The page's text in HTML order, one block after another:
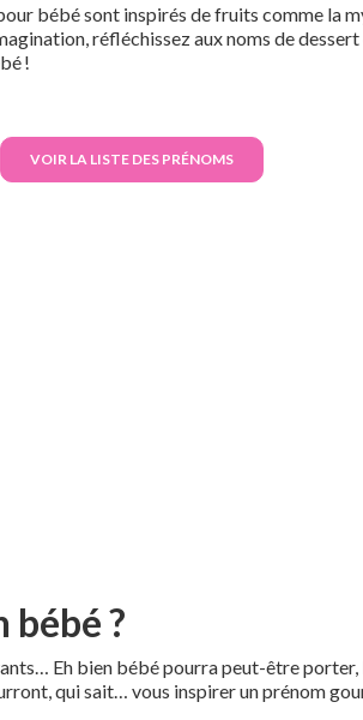
bébé sont inspirés de fruits comme la
réfléchissez aux noms de
!
VOIR LA LISTE DES PRÉNOMS
?
Eh bien bébé pourra peut-être
qui sait… vous inspirer un prénom